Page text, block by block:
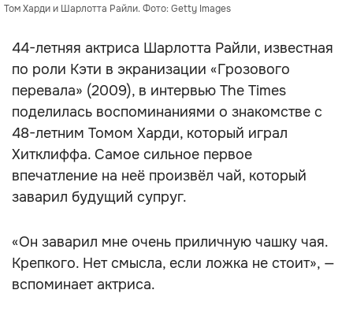
Том Харди и Шарлотта Райли. Фото: Getty Images
44-летняя актриса Шарлотта Райли, известная
по роли Кэти в экранизации «Грозового
перевала» (2009), в интервью The Times
поделилась воспоминаниями о знакомстве с
48-летним Томом Харди, который играл
Хитклиффа. Самое сильное первое
впечатление на неё произвёл чай, который
заварил будущий супруг.
«Он заварил мне очень приличную чашку чая.
Крепкого. Нет смысла, если ложка не стоит», —
вспоминает актриса.